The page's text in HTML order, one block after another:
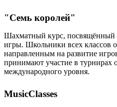
"Семь королей"
Шахматный курс, посвящённый
игры. Школьники всех классов
направленным на развитие
принимают участие в турнирах
международного уровня.
MusicClasses